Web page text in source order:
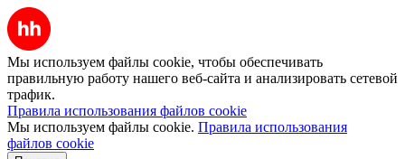
Мы используем файлы cookie, чтобы обеспечивать
правильную работу нашего веб-сайта и анализировать сетевой
трафик.
Правила использования файлов cookie
Мы используем файлы cookie. Правила использования
файлов cookie